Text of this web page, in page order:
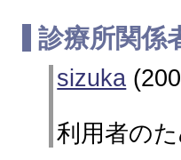
診療所関係
sizuka
利用者の